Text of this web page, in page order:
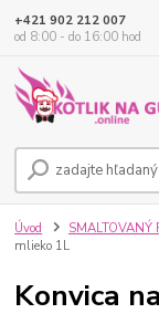
+421 902 212 007
od 8:00 - do 16:00 hod
Úvod SMALTOVANÝ
mlieko 1L
Konvica